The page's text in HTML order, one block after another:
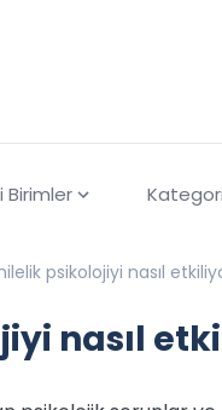
Birimler
psikolojiyi nasıl
nasıl